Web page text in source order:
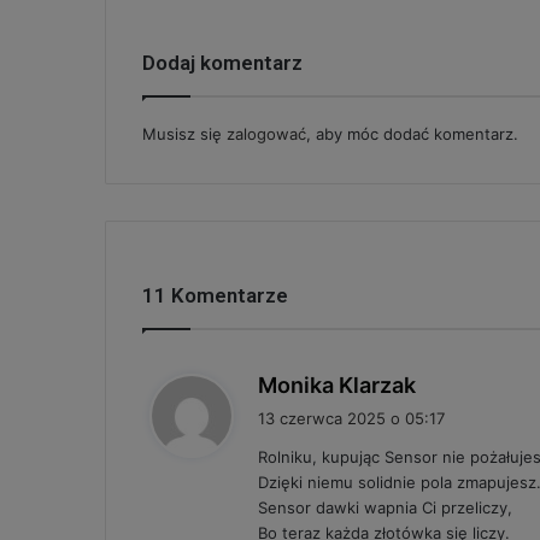
Dodaj komentarz
Musisz się zalogować , aby móc dodać komentarz.
11 Komentarze
Monika Klarzak
z
e
:
13 czerwca 2025 o 05:17
Rolniku, kupując Sensor nie
Dzięki niemu solidnie pola zmapujesz.
Sensor dawki wapnia Ci przeliczy,
Bo teraz każda złotówka się liczy.